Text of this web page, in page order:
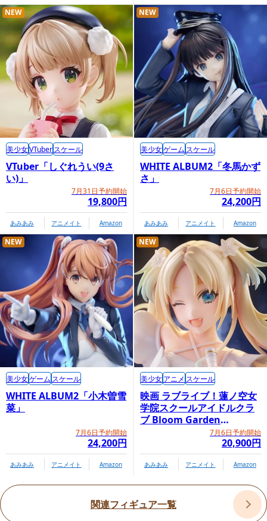
GOODSMILE COMPANY内商品購入ページ
VTuber「しぐれうい(9さ
い)」
7月31日予約開始
19,800円
NEW
美少女VTuberスケール
あみあみ アニメイト Amazon
WHITE ALBUM2「冬馬かず
さ」
7月6日予約開始
24,200円
NEW
美少女ゲーム スケール
あみあみ アニメイト Amazon
WHITE ALBUM2「小木曽雪
菜」
7月6日予約開始
24,200円
NEW
美少女ゲーム スケール
あみあみ アニメイト Amazon
映画 ラブライブ！蓮ノ空女
学院スクールアイドルクラ
ブ Bloom Garden
Party「大沢瑠璃乃」7月6日予約開始
20,900円
NEW
美少女アニメ スケール
あみあみ アニメイト Amazon
関連フィギュア一覧